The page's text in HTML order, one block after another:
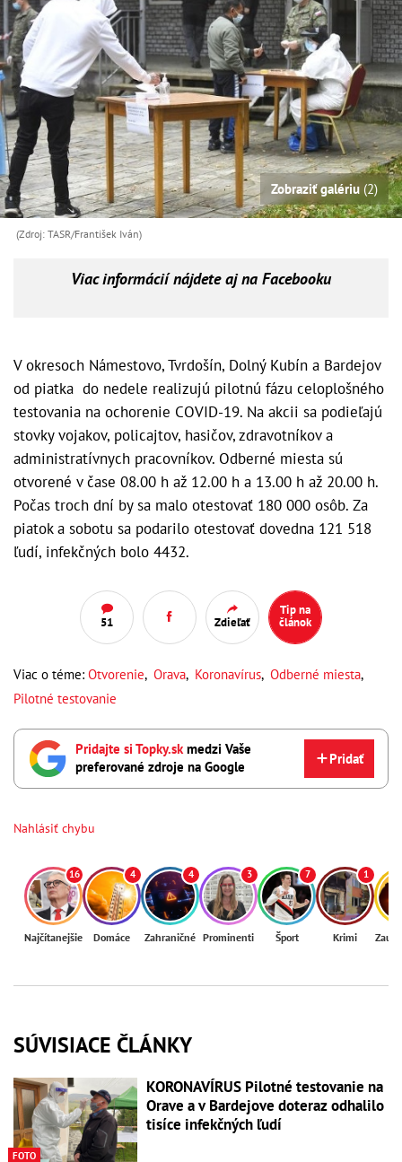
Zobraziť galériu (2)
(Zdroj: TASR/František Iván)
Viac informácií nájdete aj na Facebooku
V okresoch Námestovo, Tvrdošín, Dolný Kubín a Bardejov
od piatka do nedele realizujú pilotnú fázu celoplošného
testovania na ochorenie COVID-19. Na akcii sa podieľajú
stovky vojakov, policajtov, hasičov, zdravotníkov a
administratívnych pracovníkov. Odberné miesta sú
otvorené v čase 08.00 h až 12.00 h a 13.00 h až 20.00 h.
Počas troch dní by sa malo otestovať 180 000 osôb. Za
piatok a sobotu sa podarilo otestovať dovedna 121 518
ľudí, infekčných bolo 4432.
51 Zdieľať
Tip na
článok
Viac o téme: Otvorenie, Orava, Koronavírus, Odberné miesta,
Pilotné testovanie
Pridajte si Topky.skmedzi Vaše
preferované zdroje na Google
Pridať
Nahlásiť chybu
16
Najčítanejšie
4
Domáce
4
Zahraničné
3
Prominenti
7
Šport
1
Krimi
SÚVISIACE ČLÁNKY
FOTO
KORONAVÍRUS Pilotné testovanie na
Orave a v Bardejove doteraz odhalilo
tisíce infekčných ľudí